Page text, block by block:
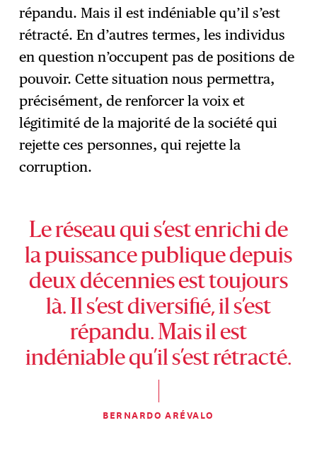
répandu. Mais il est indéniable qu’il s’est
rétracté. En d’autres termes, les individus
en question n’occupent pas de positions de
pouvoir. Cette situation nous permettra,
précisément, de renforcer la voix et
légitimité de la majorité de la société qui
rejette ces personnes, qui rejette la
corruption.
Le réseau qui s’est enrichi de
la puissance publique depuis
deux décennies est toujours
là. Il s’est diversifié, il s’est
répandu. Mais il est
indéniable qu’il s’est rétracté.
BERNARDO ARÉVALO